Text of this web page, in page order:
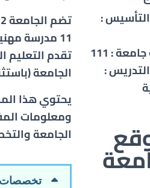
التأسيس :
: 111
:
الجامعة
يحتوي هذا
ومعلومات
الجامعة
تخصصات